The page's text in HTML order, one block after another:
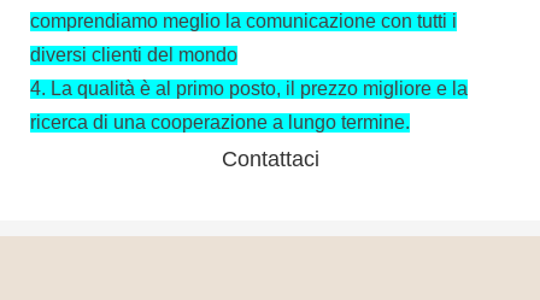
comprendiamo meglio la comunicazione con tutti i
diversi clienti del mondo
4. La qualità è al primo posto, il prezzo migliore e la
ricerca di una cooperazione a lungo termine.
Contattaci